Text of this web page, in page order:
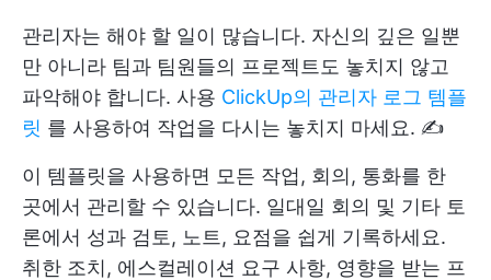
관리자는 해야 할 일이 많습니다. 자신의 깊은 일뿐
만 아니라 팀과 팀원들의 프로젝트도 놓치지 않고
파악해야 합니다. 사용 ClickUp의 관리자 로그 템플
릿 를 사용하여 작업을 다시는 놓치지 마세요. ✍️
이 템플릿을 사용하면 모든 작업, 회의, 통화를 한
곳에서 관리할 수 있습니다. 일대일 회의 및 기타 토
론에서 성과 검토, 노트, 요점을 쉽게 기록하세요.
취한 조치, 에스컬레이션 요구 사항, 영향을 받는 프